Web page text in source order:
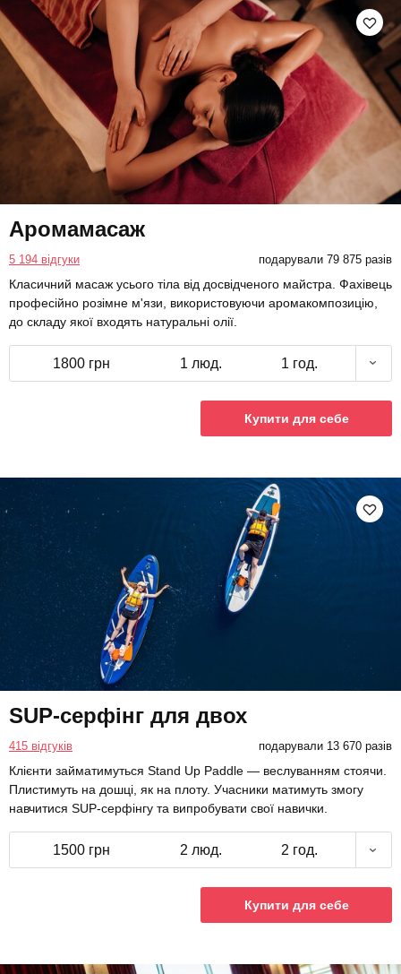
Аромамасаж
5 194 відгуки подарували 79 875 разів
Класичний масаж усього тіла від досвідченого майстра. Фахівець
професійно розімне м'язи, використовуючи аромакомпозицію,
до складу якої входять натуральні олії.
1800 грн 1 люд. 1 год.
Купити для себе
SUP-серфінг для двох
415 відгуків подарували 13 670 разів
Клієнти займатимуться Stand Up Paddle — веслуванням стоячи.
Плистимуть на дошці, як на плоту. Учасники матимуть змогу
навчитися SUP-серфінгу та випробувати свої навички.
1500 грн 2 люд. 2 год.
Купити для себе